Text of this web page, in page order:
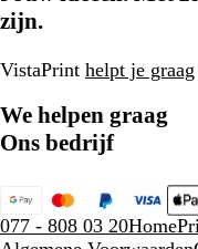
zijn.
VistaPrint helpt je graag
We helpen graag
Ons bedrijf
077 - 808 03 20Home